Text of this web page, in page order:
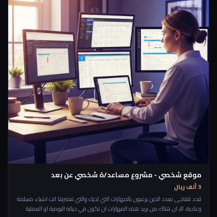
موقع شخصي - مشروع مساعد/ة شخصي عن بعد
3 ألف ريال
قدد تتفاجى بعدد الذين يرغبون بالمهارات التي لديك والتي تعتبرها انت اشياء مسلمة
وعادية، الا ان هناك من يريد هذه المهارات ان تكون في حياته اليومية او العملية